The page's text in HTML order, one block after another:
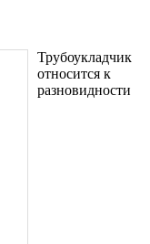
Трубоукладчик
относится к
разновидности